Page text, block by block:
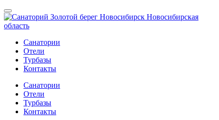
Санатории
Отели
Турбазы
Контакты
Санатории
Отели
Турбазы
Контакты